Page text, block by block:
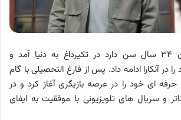
آلپر چانکایا که اکنون ۳۴ سال سن دارد در تکیرداغ به دنیا آمد و
در آنکارا ادامه داد. پس از فارغ التحصیلی با گام
ای خود را در عرصه بازیگری آغاز کرد و در
و سریال های تلویزیونی با موفقیت به ایفای